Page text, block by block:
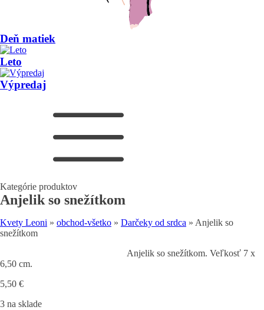
Deň matiek
Leto
Výpredaj
Kategórie produktov
Anjelik so snežítkom
Kvety Leoni » obchod-všetko » Darčeky od srdca » Anjelik so
snežítkom
Anjelik so snežítkom. Veľkosť 7 x
6,50 cm.
5,50 €
3 na sklade